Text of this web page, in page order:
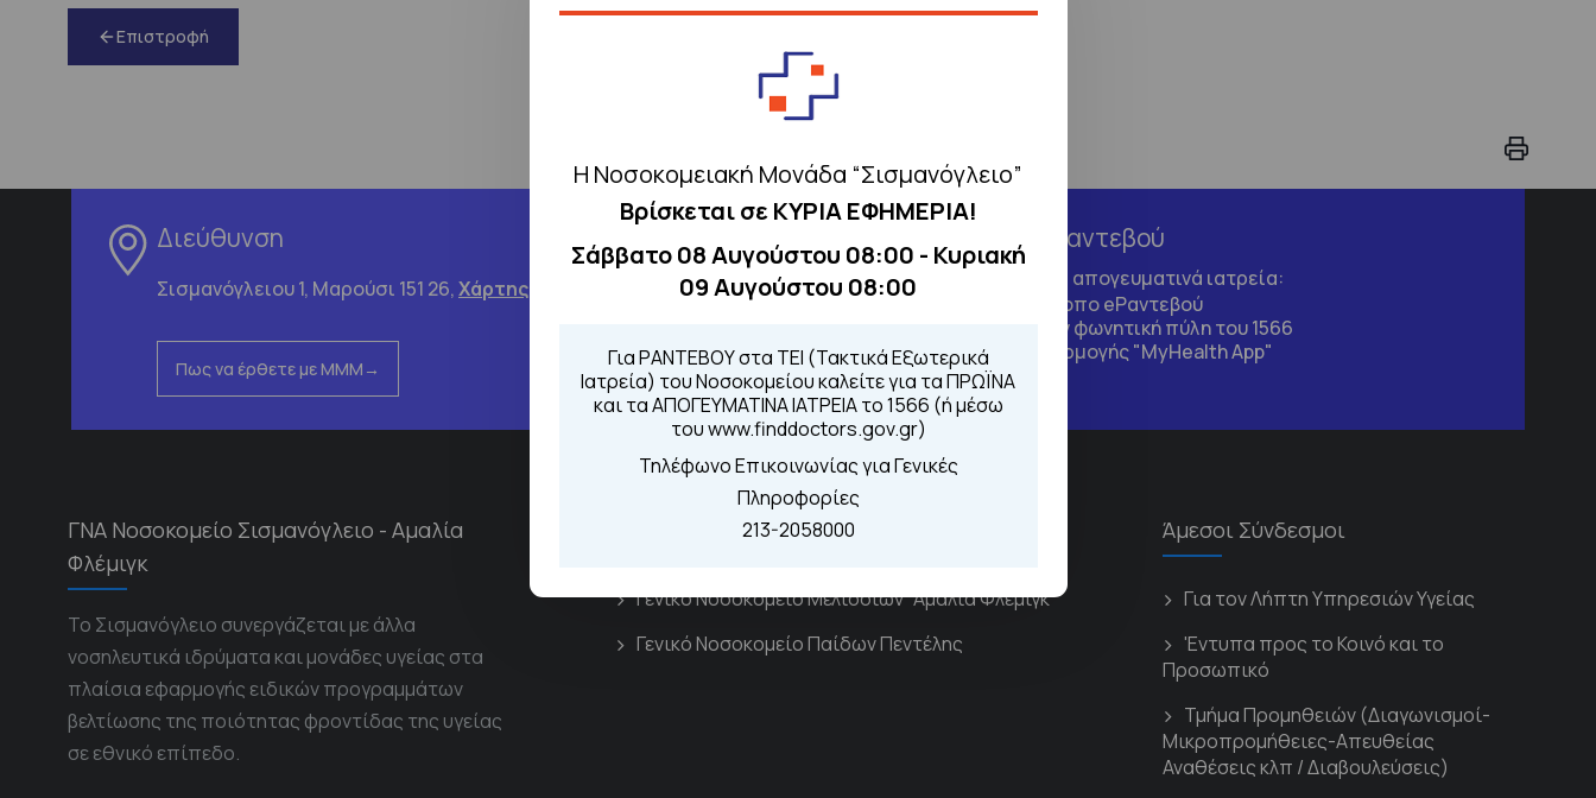
Η Νοσοκομειακή Μονάδα “Σισμανόγλειο”
Βρίσκεται σε ΚΥΡΙΑ ΕΦΗΜΕΡΙΑ!
Σάββατο 08 Αυγούστου 08:00 - Κυριακή
09 Αυγούστου 08:00
Για ΡΑΝΤΕΒΟΥ στα ΤΕΙ (Τακτικά Εξωτερικά
Ιατρεία) του Νοσοκομείου καλείτε για τα ΠΡΩΪΝΑ
και τα ΑΠΟΓΕΥΜΑΤΙΝΑ ΙΑΤΡΕΙΑ το 1566 (ή μέσω
του www.finddoctors.gov.gr)
Τηλέφωνο Επικοινωνίας για Γενικές
Πληροφορίες
213-2058000
Επιστροφή
Διεύθυνση
Σισμανόγλειου 1, Μαρούσι 151 26,Χάρτης Περιοχής
Πως να έρθετε με ΜΜΜ
Τηλέφωνα για Ραντεβού
Για τα πρωινά και τα απογευματινά ιατρεία:
Από τον ιστότοποeΡαντεβού
Καλώντας στην φωνητική πύλη του 1566
Μέσω της εφαρμογής "MyHealth App"
ΓΝΑ Νοσοκομείο Σισμανόγλειο - Αμαλία
Φλέμιγκ
Το Σισμανόγλειο συνεργάζεται με άλλα
νοσηλευτικά ιδρύματα και μονάδες υγείας στα
πλαίσια εφαρμογής ειδικών προγραμμάτων
βελτίωσης της ποιότητας φροντίδας της υγείας
σε εθνικό επίπεδο.
Διασυνδεόμενα Νοσοκομεία
Γενικό Νοσοκομείο Μελισσίων “Άμαλία Φλέμιγκ”
Γενικό Νοσοκομείο Παίδων Πεντέλης
Άμεσοι Σύνδεσμοι
Για τον Λήπτη Υπηρεσιών Υγείας
'Εντυπα προς το Κοινό και το
Προσωπικό
Τμήμα Προμηθειών (Διαγωνισμοί-
Μικροπρομήθειες-Απευθείας
Αναθέσεις κλπ / Διαβουλεύσεις)